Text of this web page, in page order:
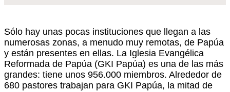
Sólo hay unas pocas instituciones que llegan a las
numerosas zonas, a menudo muy remotas, de Papúa
y están presentes en ellas. La Iglesia Evangélica
Reformada de Papúa (GKI Papúa) es una de las más
grandes: tiene unos 956.000 miembros. Alrededor de
680 pastores trabajan para GKI Papúa, la mitad de